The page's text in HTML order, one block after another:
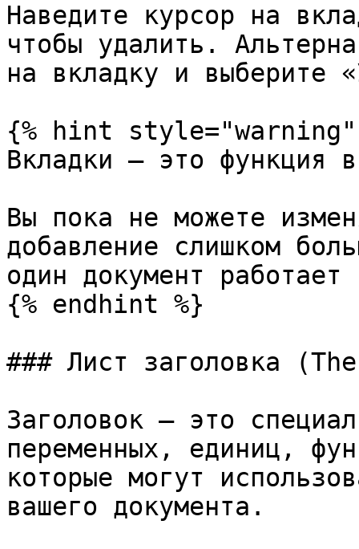
Наведите курсор на
чтобы удалить.
на вкладку и выберите
{% hint style="warning"
Вкладки — это функция
Вы пока не можете
добавление слишком
один документ работает
{% endhint %}
### Лист заголовка
Заголовок — это
переменных, единиц,
которые могут
вашего документа.